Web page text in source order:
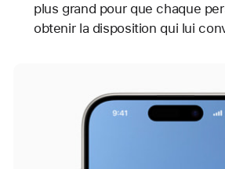
plus grand pour que chaque
obtenir la disposition qui lui